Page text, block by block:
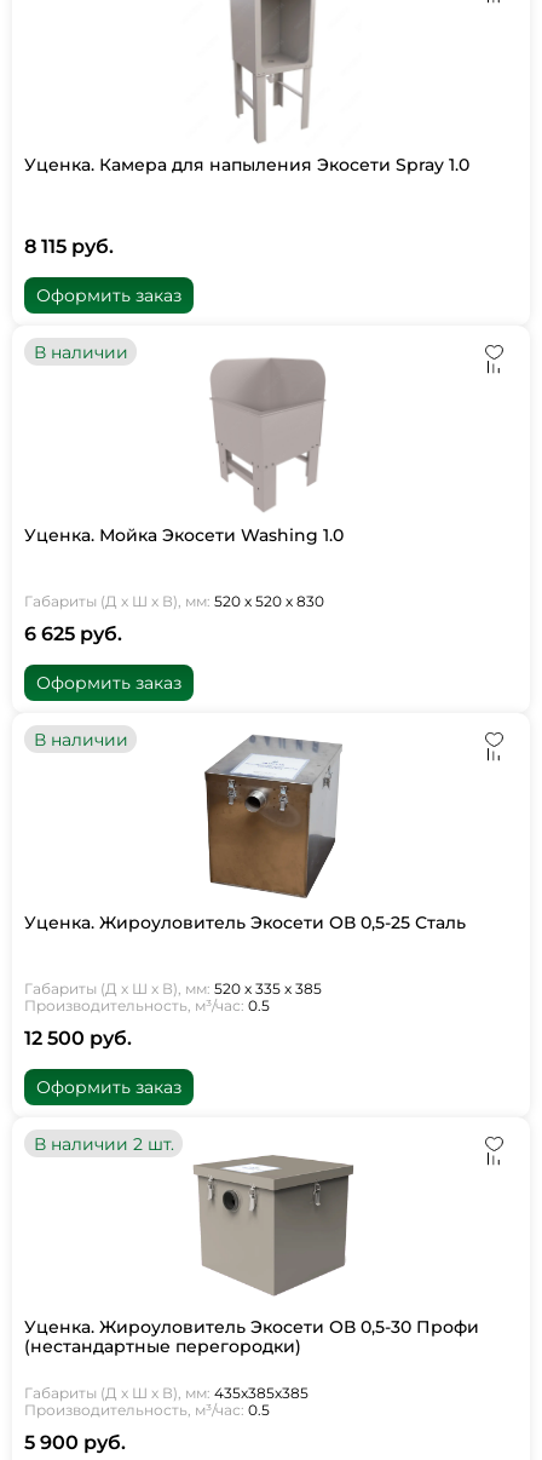
Уценка. Камера для напыления Экосети Spray 1.0
8 115 руб.
Оформить заказ
В наличии
Уценка. Мойка Экосети Washing 1.0
Габариты (Д х Ш х В), мм: 520 х 520 х 830
6 625 руб.
Оформить заказ
В наличии
Уценка. Жироуловитель Экосети ОВ 0,5-25 Сталь
Габариты (Д х Ш х В), мм: 520 х 335 х 385
Производительность, м³/час: 0.5
12 500 руб.
Оформить заказ
В наличии 2 шт.
Уценка. Жироуловитель Экосети ОВ 0,5-30 Профи
(нестандартные перегородки)
Габариты (Д х Ш х В), мм: 435х385х385
Производительность, м³/час: 0.5
5 900 руб.